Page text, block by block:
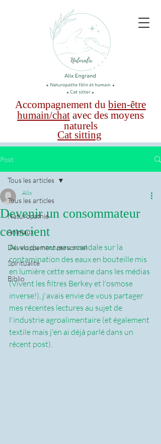
Accompagnement du bien-être
humain/chat avec des moyens
naturels
Cat sitting
Post
Tous les articles
Naturopathie
Animaux
Développement personnel
Spiritualité
Biblio
Tous les articles
Devenir un consommateur
conscient
Alix
Au vu du nouveau scandale sur la
contamination des eaux en bouteille mis
en lumière cette semaine dans les médias
(Vivent les filtres Berkey et l'osmose
inverse!), j'avais envie de vous partager
mes récentes lectures au sujet de
l'industrie agroalimentaire (et également
textile mais j'en ai déjà parlé dans un
récent post).